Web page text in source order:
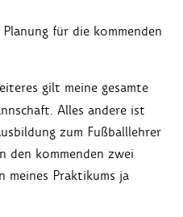
für die kommenden
gilt meine gesamte
Alles andere ist
zum Fußballlehrer
den kommenden zwei
meines Praktikums ja